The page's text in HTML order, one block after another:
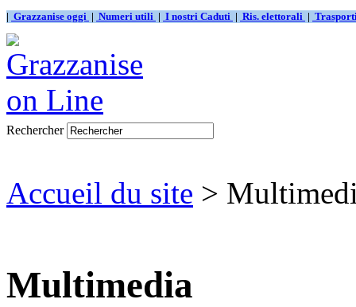
| Grazzanise oggi | Numeri utili | I nostri Caduti | Ris. elettorali |
Rechercher
Accueil du site >
Multimedia